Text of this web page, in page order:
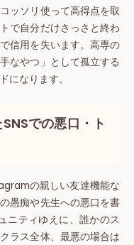
ッソリ使って高得点を取
で自分だけさっさと終わ
信用を失います。高専の
なやつ」として孤立する
になります。
での悪口・ト
の親しい友達機能な
愚痴や先生への悪口を書
ニティゆえに、誰かのス
ラス全体、最悪の場合は